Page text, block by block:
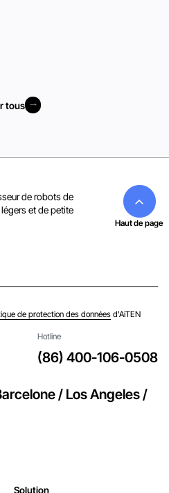
tous
de robots de
et de petite
de protection des données d'AiTEN
Hotline
(86) 400-106-0508
/ Los Angeles /
Solution
Haut de page